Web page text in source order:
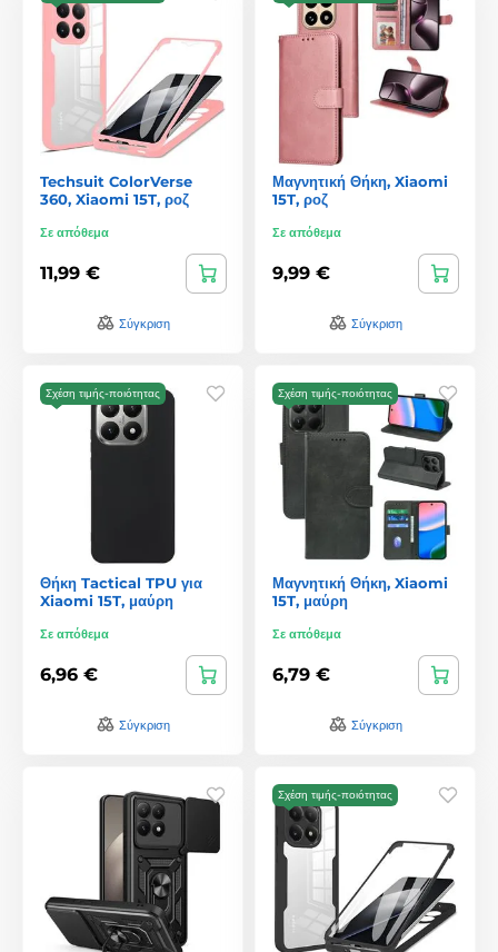
Techsuit ColorVerse
360, Xiaomi 15T, ροζ
Σε απόθεμα
11,99 €
Σύγκριση
Μαγνητική Θήκη, Xiaomi
15T, ροζ
Σε απόθεμα
9,99 €
Σύγκριση
Σχέση τιμής-ποιότητας
Θήκη Tactical TPU για
Xiaomi 15T, μαύρη
Σε απόθεμα
6,96 €
Σύγκριση
Σχέση τιμής-ποιότητας
Μαγνητική Θήκη, Xiaomi
15T, μαύρη
Σε απόθεμα
6,79 €
Σύγκριση
Σχέση τιμής-ποιότητας